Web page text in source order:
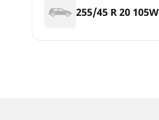
255/45 R 20 105W